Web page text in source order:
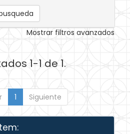
Mostrar filtros avanzados
1-1 de 1.
1 Siguiente